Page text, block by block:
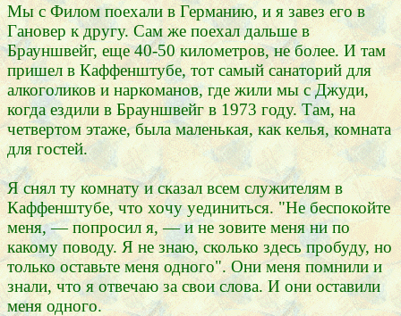
Мы с Филом поехали в Германию, и я завез его в
Гановер к другу. Сам же поехал дальше в
Брауншвейг, еще 40-50 километров, не более. И там
пришел в Каффенштубе, тот самый санаторий для
алкоголиков и наркоманов, где жили мы с Джуди,
когда ездили в Брауншвейг в 1973 году. Там, на
четвертом этаже, была маленькая, как келья, комната
для гостей.
Я снял ту комнату и сказал всем служителям в
Каффенштубе, что хочу уединиться. "Не беспокойте
меня, — попросил я, — и не зовите меня ни по
какому поводу. Я не знаю, сколько здесь пробуду, но
только оставьте меня одного". Они меня помнили и
знали, что я отвечаю за свои слова. И они оставили
меня одного.